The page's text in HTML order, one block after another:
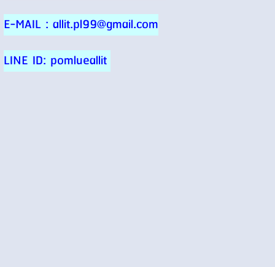
E-MAIL : allit.pl99@gmail.com
LINE ID: pomlueallit